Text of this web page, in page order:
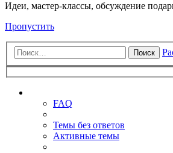
Идеи, мастер-классы, обсуждение
Пропустить
Поиск
FAQ
Темы без ответов
Активные темы